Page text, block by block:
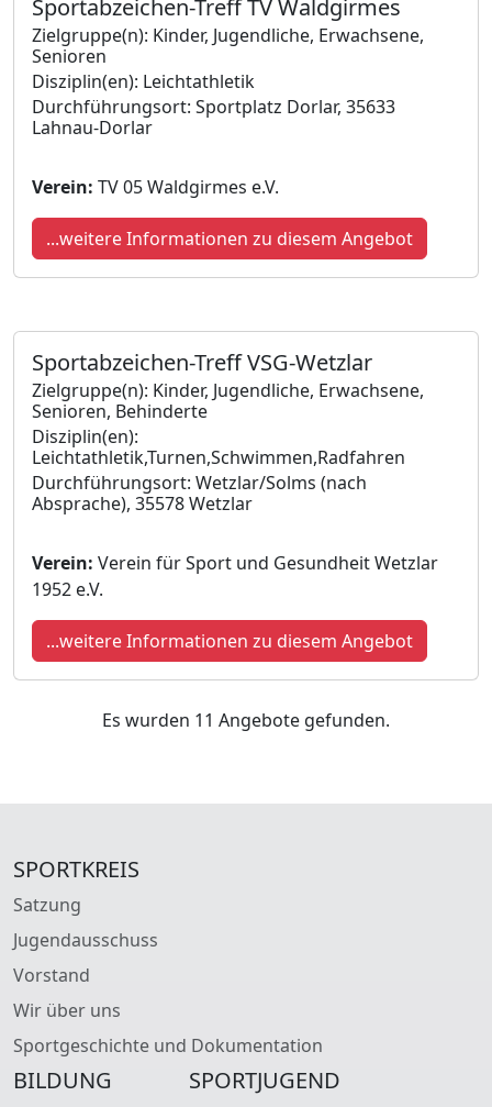
Sportabzeichen-Treff TV Waldgirmes
Zielgruppe(n): Kinder, Jugendliche, Erwachsene,
Senioren
Disziplin(en): Leichtathletik
Durchführungsort: Sportplatz Dorlar, 35633
Lahnau-Dorlar
Verein: TV 05 Waldgirmes e.V.
...weitere Informationen zu diesem Angebot
Sportabzeichen-Treff VSG-Wetzlar
Zielgruppe(n): Kinder, Jugendliche, Erwachsene,
Senioren, Behinderte
Disziplin(en):
Leichtathletik,Turnen,Schwimmen,Radfahren
Durchführungsort: Wetzlar/Solms (nach
Absprache), 35578 Wetzlar
Verein: Verein für Sport und Gesundheit Wetzlar
1952 e.V.
...weitere Informationen zu diesem Angebot
Es wurden 11 Angebote gefunden.
SPORTKREIS
Satzung
Jugendausschuss
Vorstand
Wir über uns
Sportgeschichte und Dokumentation
BILDUNG SPORTJUGEND